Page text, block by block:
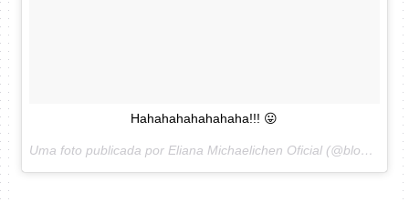
Hahahahahahahaha!!! 😛
Uma foto publicada por Eliana Michaelichen Oficial (@blogdaeliana) em